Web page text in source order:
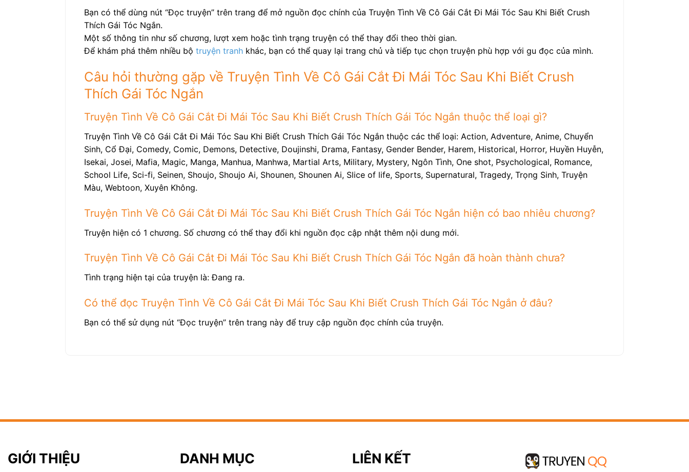
Bạn có thể dùng nút “Đọc truyện” trên trang để mở nguồn đọc chính của Truyện Tình Về Cô Gái Cắt Đi Mái Tóc Sau Khi Biết Crush
Thích Gái Tóc Ngắn.
Một số thông tin như số chương, lượt xem hoặc tình trạng truyện có thể thay đổi theo thời gian.
Để khám phá thêm nhiều bộ truyện tranh khác, bạn có thể quay lại trang chủ và tiếp tục chọn truyện phù hợp với gu đọc của mình.
Câu hỏi thường gặp về Truyện Tình Về Cô Gái Cắt Đi Mái Tóc Sau Khi Biết Crush
Thích Gái Tóc Ngắn
Truyện Tình Về Cô Gái Cắt Đi Mái Tóc Sau Khi Biết Crush Thích Gái Tóc Ngắn thuộc thể loại gì?
Truyện Tình Về Cô Gái Cắt Đi Mái Tóc Sau Khi Biết Crush Thích Gái Tóc Ngắn thuộc các thể loại: Action, Adventure, Anime, Chuyển
Sinh, Cổ Đại, Comedy, Comic, Demons, Detective, Doujinshi, Drama, Fantasy, Gender Bender, Harem, Historical, Horror, Huyền Huyễn,
Isekai, Josei, Mafia, Magic, Manga, Manhua, Manhwa, Martial Arts, Military, Mystery, Ngôn Tình, One shot, Psychological, Romance,
School Life, Sci-fi, Seinen, Shoujo, Shoujo Ai, Shounen, Shounen Ai, Slice of life, Sports, Supernatural, Tragedy, Trọng Sinh, Truyện
Màu, Webtoon, Xuyên Không.
Truyện Tình Về Cô Gái Cắt Đi Mái Tóc Sau Khi Biết Crush Thích Gái Tóc Ngắn hiện có bao nhiêu chương?
Truyện hiện có 1 chương. Số chương có thể thay đổi khi nguồn đọc cập nhật thêm nội dung mới.
Truyện Tình Về Cô Gái Cắt Đi Mái Tóc Sau Khi Biết Crush Thích Gái Tóc Ngắn đã hoàn thành chưa?
Tình trạng hiện tại của truyện là: Đang ra.
Có thể đọc Truyện Tình Về Cô Gái Cắt Đi Mái Tóc Sau Khi Biết Crush Thích Gái Tóc Ngắn ở đâu?
Bạn có thể sử dụng nút “Đọc truyện” trên trang này để truy cập nguồn đọc chính của truyện.
GIỚI THIỆU DANH MỤC LIÊN KẾT